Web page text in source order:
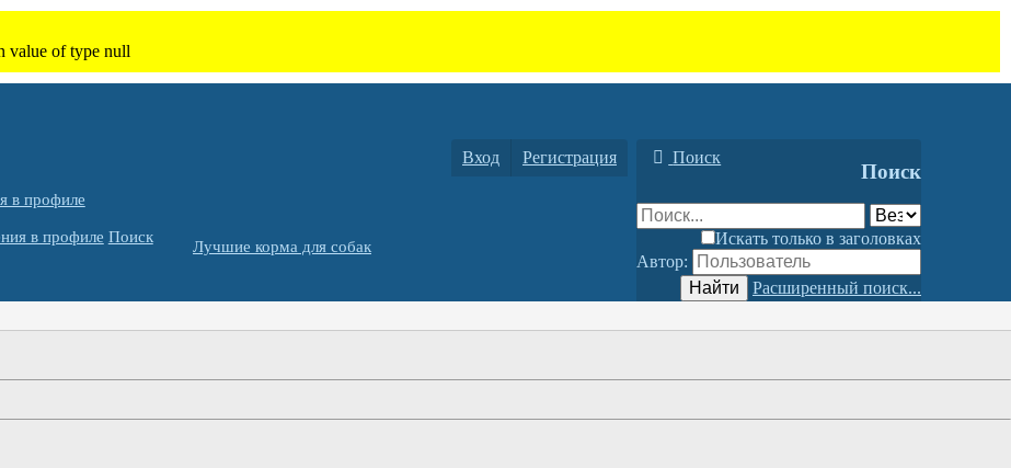
в профиле
в профиле Поиск
Лучшие корма для собак
Вход Регистрация Поиск
Поиск
Искать только в заголовках
Автор:
Найти
Расширенный поиск...